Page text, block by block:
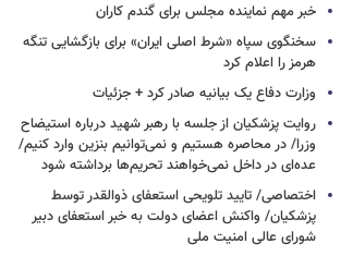
خبر مهم نماینده مجلس برای گندم کاران
سخنگوی سپاه «شرط اصلی ایران» برای بازگشایی تنگه
هرمز را اعلام کرد
وزارت دفاع یک بیانیه صادر کرد + جزئیات
روایت پزشکیان از جلسه با رهبر شهید درباره استیضاح
وزرا/ در محاصره هستیم و نمی‌توانیم بنزین وارد کنیم/
عده‌ای در داخل نمی‌خواهند تحریم‌ها برداشته شود
اختصاصی/ تایید تلویحی استعفای ذوالقدر توسط
پزشکیان/ واکنش اعضای دولت به خبر استعفای دبیر
شورای عالی امنیت ملی